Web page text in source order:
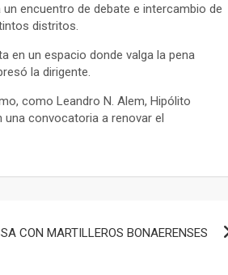
encuentro de debate e intercambio de
distritos.
en un espacio donde valga la pena
la dirigente.
como Leandro N. Alem, Hipólito
una convocatoria a renovar el
CON MARTILLEROS BONAERENSES